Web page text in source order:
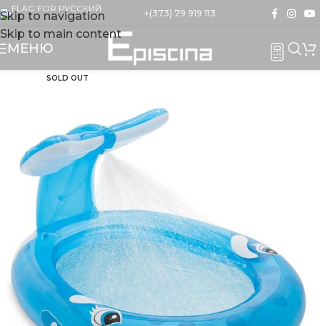
Skip to navigation
Skip to main content
+(373) 79 919 113
МЕНЮ
SOLD OUT